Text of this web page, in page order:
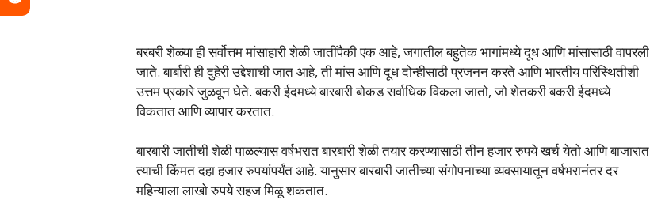
बरबरी शेळ्या ही सर्वोत्तम मांसाहारी शेळी जातींपैकी एक आहे, जगातील बहुतेक भागांमध्ये दूध आणि मांसासाठी वापरली
जाते. बार्बारी ही दुहेरी उद्देशाची जात आहे, ती मांस आणि दूध दोन्हीसाठी प्रजनन करते आणि भारतीय परिस्थितीशी
उत्तम प्रकारे जुळवून घेते. बकरी ईदमध्ये बारबारी बोकड सर्वाधिक विकला जातो, जो शेतकरी बकरी ईदमध्ये
विकतात आणि व्यापार करतात.
बारबारी जातीची शेळी पाळल्यास वर्षभरात बारबारी शेळी तयार करण्यासाठी तीन हजार रुपये खर्च येतो आणि बाजारात
त्याची किंमत दहा हजार रुपयांपर्यंत आहे. यानुसार बारबारी जातीच्या संगोपनाच्या व्यवसायातून वर्षभरानंतर दर
महिन्याला लाखो रुपये सहज मिळू शकतात.